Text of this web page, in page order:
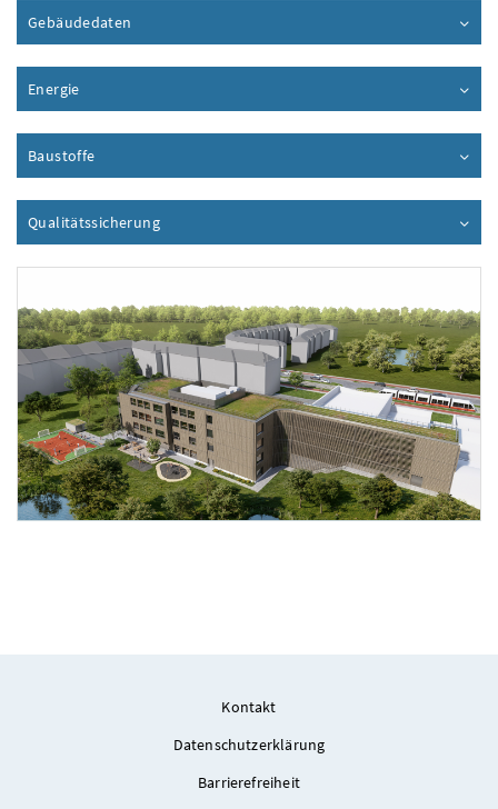
Gebäudedaten
Energie
Baustoffe
QualitätssicherungInhalt aufklappen
Kontakt
Datenschutzerklärung
Barrierefreiheit